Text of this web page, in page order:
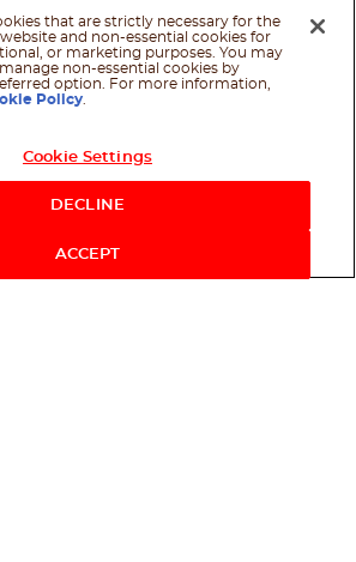
that are strictly necessary for the
and non-essential cookies for
or marketing purposes. You may
non-essential cookies by
option. For more information,
Policy
Cookie Settings
DECLINE
ACCEPT